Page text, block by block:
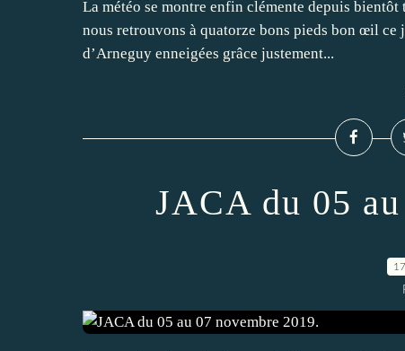
La météo se montre enfin clémente depuis
nous retrouvons à quatorze bons pieds bon œil ce
d’Arneguy enneigées grâce justement...
JACA du 05